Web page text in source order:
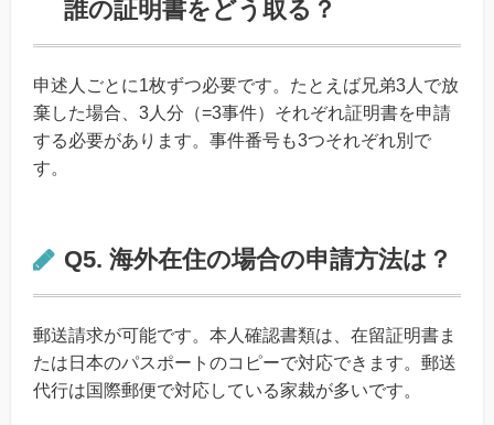
誰の証明書をどう取る？
申述人ごとに1枚ずつ必要です。たとえば兄弟3人で放
棄した場合、3人分（=3事件）それぞれ証明書を申請
する必要があります。事件番号も3つそれぞれ別で
す。
Q5. 海外在住の場合の申請方法は？
郵送請求が可能です。本人確認書類は、在留証明書ま
たは日本のパスポートのコピーで対応できます。郵送
代行は国際郵便で対応している家裁が多いです。